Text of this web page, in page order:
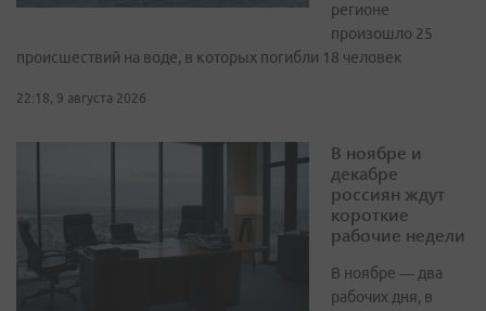
регионе
произошло 25
происшествий на воде, в которых погибли 18 человек
22:18, 9 августа 2026
В ноябре и
декабре
россиян ждут
короткие
рабочие недели
В ноябре — два
рабочих дня, в